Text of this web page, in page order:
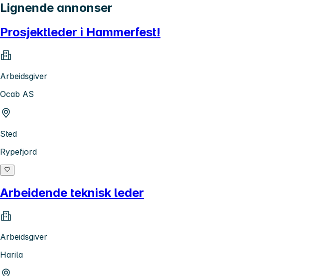
Lignende annonser
Prosjektleder i Hammerfest!
Arbeidsgiver
Ocab AS
Sted
Rypefjord
Arbeidende teknisk leder
Arbeidsgiver
Harila